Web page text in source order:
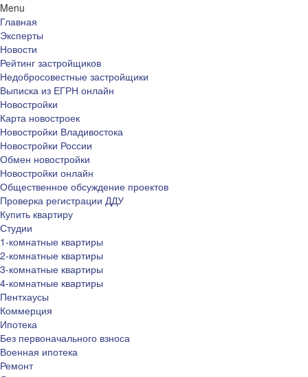
Menu
Главная
Эксперты
Новости
Рейтинг застройщиков
Недобросовестные застройщики
Выписка из ЕГРН онлайн
Новостройки
Карта новостроек
Новостройки Владивостока
Новостройки России
Обмен новостройки
Новостройки онлайн
Общественное обсуждение проектов
Проверка регистрации ДДУ
Купить квартиру
Студии
1-комнатные квартиры
2-комнатные квартиры
3-комнатные квартиры
4-комнатные квартиры
Пентхаусы
Коммерция
Ипотека
Без первоначального взноса
Военная ипотека
Ремонт